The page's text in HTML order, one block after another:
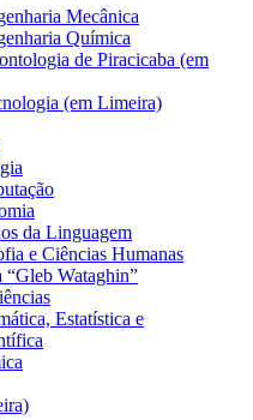
Mecânica
Química
de Piracicaba (em
(em Limeira)
da Linguagem
e Ciências Humanas
“Gleb Wataghin”
Estatística e